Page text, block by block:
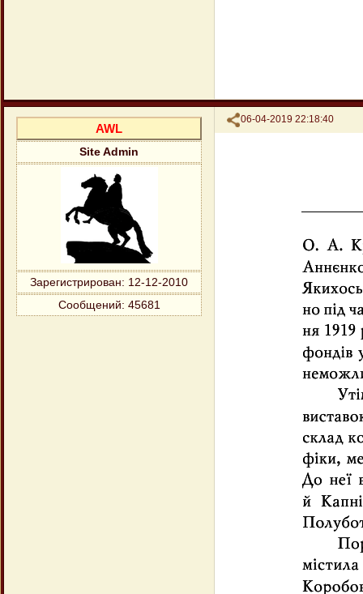
Поделиться
06-04-2019 22:18:40
AWL
Site Admin
Зарегистрирован: 12-12-2010
Сообщений: 45681